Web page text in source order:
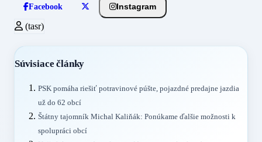
Facebook Instagram
(tasr)
Súvisiace články
PSK pomáha riešiť potravinové púšte, pojazdné predajne jazdia
už do 62 obcí
Štátny tajomník Michal Kaliňák: Ponúkame ďalšie možnosti k
spolupráci obcí